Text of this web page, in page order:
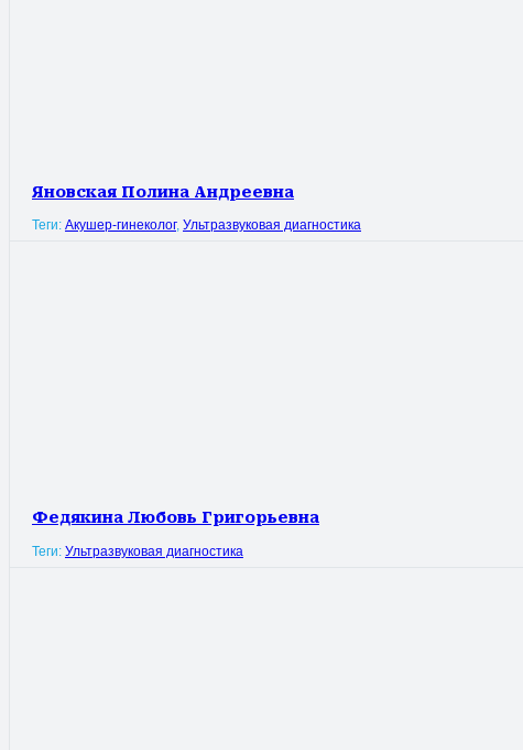
Яновская Полина Андреевна
Теги: Акушер-гинеколог, Ультразвуковая диагностика
Федякина Любовь Григорьевна
Теги: Ультразвуковая диагностика